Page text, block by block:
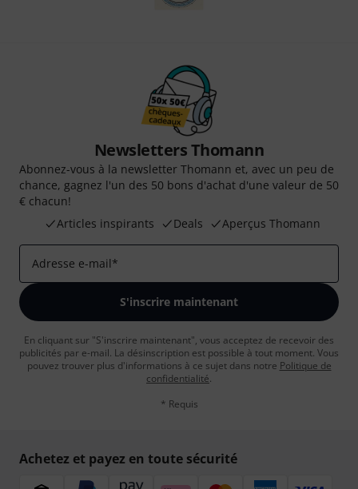
Newsletters Thomann
Abonnez-vous à la newsletter Thomann et, avec un peu de
chance, gagnez l'un des 50 bons d'achat d'une valeur de 50
€ chacun!
Articles inspirants
Deals Aperçus Thomann
Adresse e-mail*
S'inscrire maintenant
En cliquant sur "S'inscrire maintenant", vous acceptez de recevoir des
publicités par e-mail. La désinscription est possible à tout moment. Vous
pouvez trouver plus d'informations à ce sujet dans notre Politique de
confidentialité.
* Requis
Achetez et payez en toute sécurité